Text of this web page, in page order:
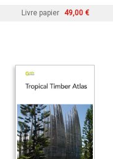
Livre papier 49,00 €